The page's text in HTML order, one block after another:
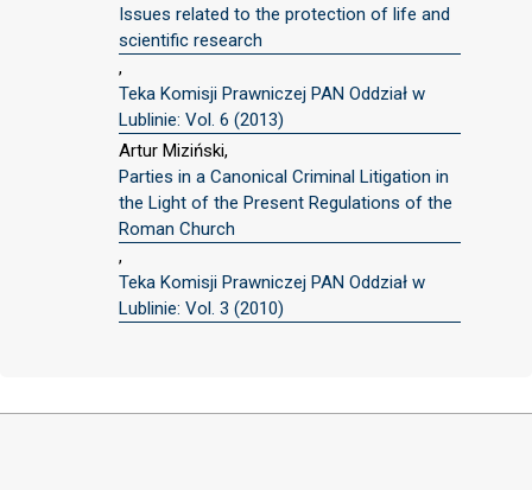
Issues related to the protection of life and
scientific research
,
Teka Komisji Prawniczej PAN Oddział w
Lublinie: Vol. 6 (2013)
Artur Miziński,
Parties in a Canonical Criminal Litigation in
the Light of the Present Regulations of the
Roman Church
,
Teka Komisji Prawniczej PAN Oddział w
Lublinie: Vol. 3 (2010)